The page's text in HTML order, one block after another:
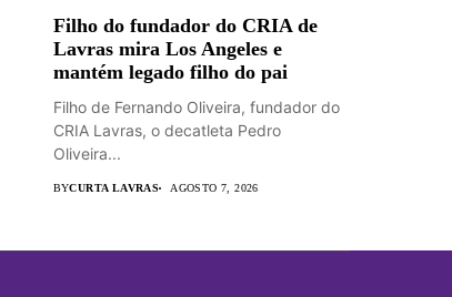
Filho do fundador do CRIA de
Lavras mira Los Angeles e
mantém legado filho do pai
Filho de Fernando Oliveira, fundador do
CRIA Lavras, o decatleta Pedro
Oliveira...
BYCURTA LAVRAS AGOSTO 7, 2026